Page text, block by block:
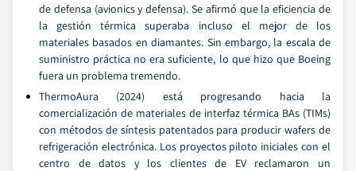
de defensa (avionics y defensa). Se afirmó que la eficiencia de
la gestión térmica superaba incluso el mejor de los
materiales basados en diamantes. Sin embargo, la escala de
suministro práctica no era suficiente, lo que hizo que Boeing
fuera un problema tremendo.
ThermoAura (2024) está progresando hacia la
comercialización de materiales de interfaz térmica BAs (TIMs)
con métodos de síntesis patentados para producir wafers de
refrigeración electrónica. Los proyectos piloto iniciales con el
centro de datos y los clientes de EV reclamaron un